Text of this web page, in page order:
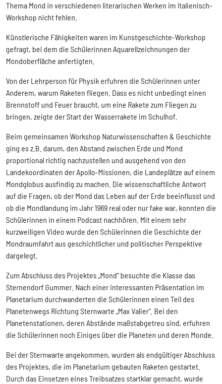
Thema Mond in verschiedenen literarischen Werken im Italienisch-
Workshop nicht fehlen.
Künstlerische Fähigkeiten waren im Kunstgeschichte-Workshop
gefragt, bei dem die Schülerinnen Aquarellzeichnungen der
Mondoberfläche anfertigten.
Von der Lehrperson für Physik erfuhren die Schülerinnen unter
Anderem, warum Raketen fliegen. Dass es nicht unbedingt einen
Brennstoff und Feuer braucht, um eine Rakete zum Fliegen zu
bringen, zeigte der Start der Wasserrakete im Schulhof.
Beim gemeinsamen Workshop Naturwissenschaften & Geschichte
ging es z.B. darum, den Abstand zwischen Erde und Mond
proportional richtig nachzustellen und ausgehend von den
Landekoordinaten der Apollo-Missionen, die Landeplätze auf einem
Mondglobus ausfindig zu machen. Die wissenschaftliche Antwort
auf die Fragen, ob der Mond das Leben auf der Erde beeinflusst und
ob die Mondlandung im Jahr 1969 real oder nur fake war, konnten die
Schülerinnen in einem Podcast nachhören. Mit einem sehr
kurzweiligen Video wurde den Schülerinnen die Geschichte der
Mondraumfahrt aus geschichtlicher und politischer Perspektive
dargelegt.
Zum Abschluss des Projektes „Mond“ besuchte die Klasse das
Sternendorf Gummer. Nach einer interessanten Präsentation im
Planetarium durchwanderten die Schülerinnen einen Teil des
Planetenwegs Richtung Sternwarte „Max Valier“. Bei den
Planetenstationen, deren Abstände maßstabgetreu sind, erfuhren
die Schülerinnen noch Einiges über die Planeten und deren Monde.
Bei der Sternwarte angekommen, wurden als endgültiger Abschluss
des Projektes, die im Planetarium gebauten Raketen gestartet.
Durch das Einsetzen eines Treibsatzes startklar gemacht, wurde